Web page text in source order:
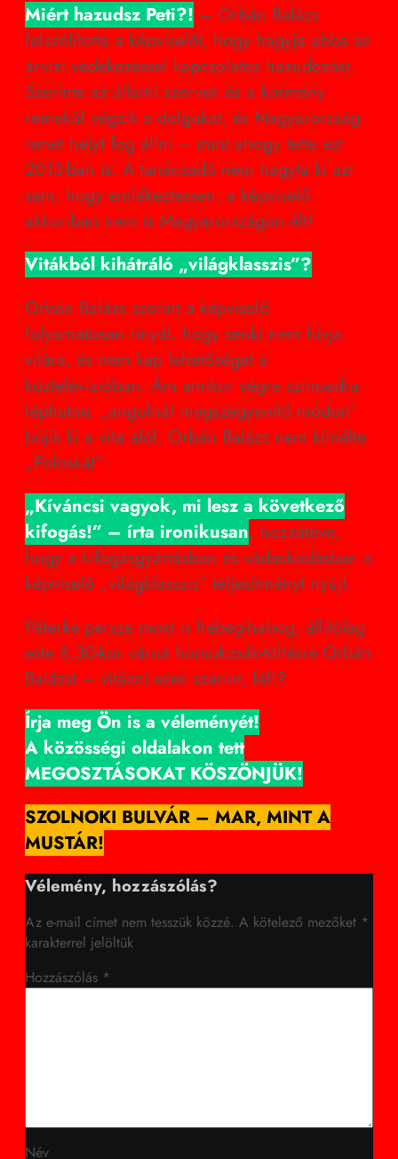
Miért hazudsz Peti?! – Orbán Balázs
felszólította a képviselőt, hogy hagyja abba az
árvízi védekezéssel kapcsolatos hazudozást.
Szerinte az állami szervek és a kormány
remekül végzik a dolgukat, és Magyarország
ismét helyt fog állni – mint ahogy tette ezt
2013-ban is. A tanácsadó nem hagyta ki azt
sem, hogy emlékeztessen: a képviselő
akkoriban nem is Magyarországon élt!
Vitákból kihátráló „világklasszis”?
Orbán Balázs szerint a képviselő
folyamatosan rinyál, hogy senki nem hívja
vitára, és nem kap lehetőséget a
köztelevízióban. Ám amikor végre színpadra
léphetne, „angolnát megszégyenítő módon”
bújik ki a vita alól. Orbán Balázs nem kímélte
„Poloskát”:
„Kíváncsi vagyok, mi lesz a következő
kifogás!” – írta ironikusan, hozzátéve,
hogy a kifogásgyártásban és vádaskodásban a
képviselő „világklasszis” teljesítményt nyújt.
Péterke persze most is hebeg-habog, állítólag
este 8,30-kor várná homokzsák-töltésre Orbán
Balázst – vitázni ezek szerint, fél!?
Írja meg Ön is a véleményét!
A közösségi oldalakon tett
MEGOSZTÁSOKAT KÖSZÖNJÜK!
SZOLNOKI BULVÁR – MAR, MINT A
MUSTÁR!
Vélemény, hozzászólás?
Az e-mail címet nem tesszük közzé. A kötelező mezőket *
karakterrel jelöltük
Hozzászólás *
Név